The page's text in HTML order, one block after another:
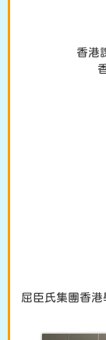
香港
屈臣氏集團香